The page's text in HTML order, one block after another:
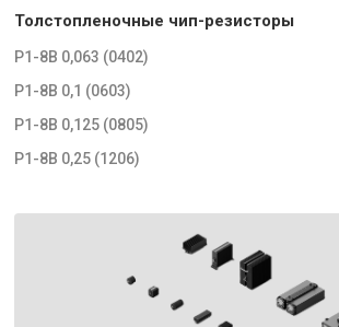
Толстопленочные чип-резисторы
Р1-8В 0,063 (0402)
Р1-8В 0,1 (0603)
Р1-8В 0,125 (0805)
Р1-8В 0,25 (1206)